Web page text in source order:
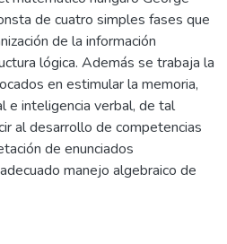
de cuatro simples fases que
de la información
lógica. Además se trabaja la
en estimular la memoria,
e inteligencia verbal, de tal
al desarrollo de competencias
de enunciados
manejo algebraico de